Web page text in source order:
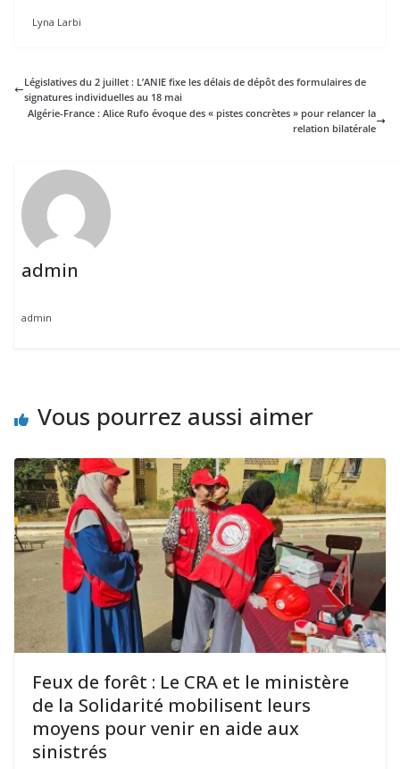
Lyna Larbi
Législatives du 2 juillet : L’ANIE fixe les délais de dépôt des formulaires de
signatures individuelles au 18 mai
Algérie-France : Alice Rufo évoque des « pistes concrètes » pour relancer la
relation bilatérale
admin
admin
Vous pourrez aussi aimer
Feux de forêt : Le CRA et le ministère
de la Solidarité mobilisent leurs
moyens pour venir en aide aux
sinistrés